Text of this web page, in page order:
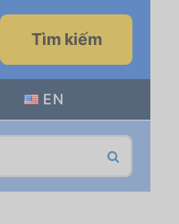
Tìm kiếm
EN